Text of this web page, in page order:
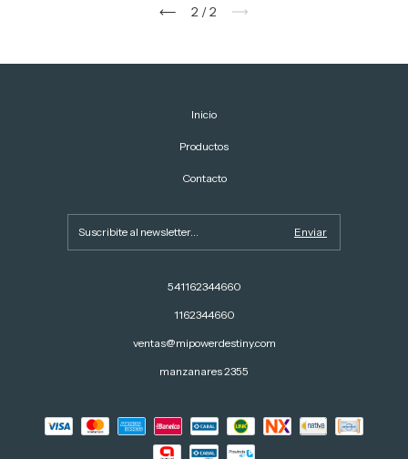
2 /2
Inicio
Productos
Contacto
541162344660
1162344660
ventas@mipowerdestiny.com
manzanares 2355